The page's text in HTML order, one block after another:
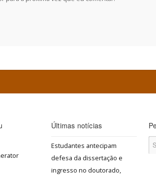
Últimas notícias
Estudantes antecipam
defesa da dissertação e
ingresso no doutorado,